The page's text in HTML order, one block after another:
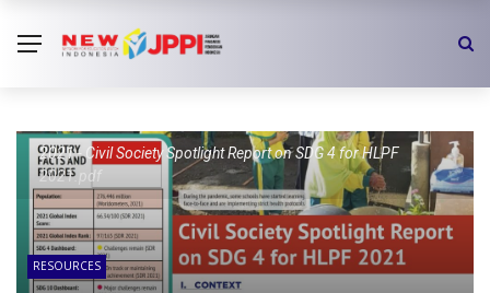
2021 - Civil Society Spotlight Report on SDG 4 for HLPF
2021.pdf
RESOURCES